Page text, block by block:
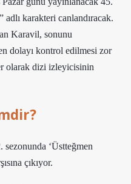
karakteri canlandıracak.
Karavil, sonunu
dolayı kontrol edilmesi zor
olarak dizi izleyicisinin
‘Üstteğmen
çıkıyor.